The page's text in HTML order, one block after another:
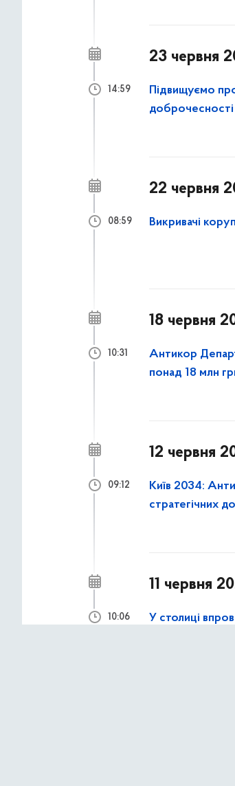
23 червня
Підвищуємо
14:59
22 червня
Викривачі
08:59
18 червня
Антикор
понад 18 млн
10:31
12 червня
Київ 2034:
стратегічних
09:12
11 червня
У столиці
10:06